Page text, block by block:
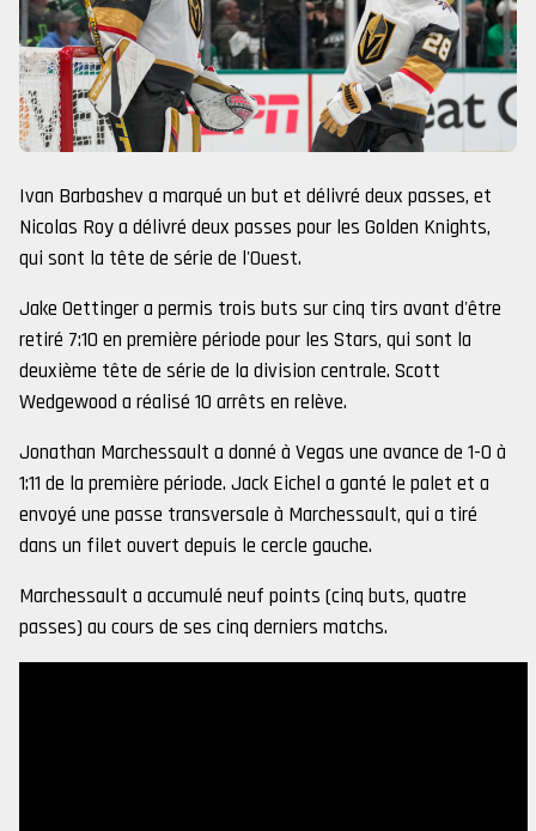
Ivan Barbashev a marqué un but et délivré deux passes, et
Nicolas Roy a délivré deux passes pour les Golden Knights,
qui sont la tête de série de l'Ouest.
Jake Oettinger a permis trois buts sur cinq tirs avant d'être
retiré 7:10 en première période pour les Stars, qui sont la
deuxième tête de série de la division centrale. Scott
Wedgewood a réalisé 10 arrêts en relève.
Jonathan Marchessault a donné à Vegas une avance de 1-0 à
1:11 de la première période. Jack Eichel a ganté le palet et a
envoyé une passe transversale à Marchessault, qui a tiré
dans un filet ouvert depuis le cercle gauche.
Marchessault a accumulé neuf points (cinq buts, quatre
passes) au cours de ses cinq derniers matchs.